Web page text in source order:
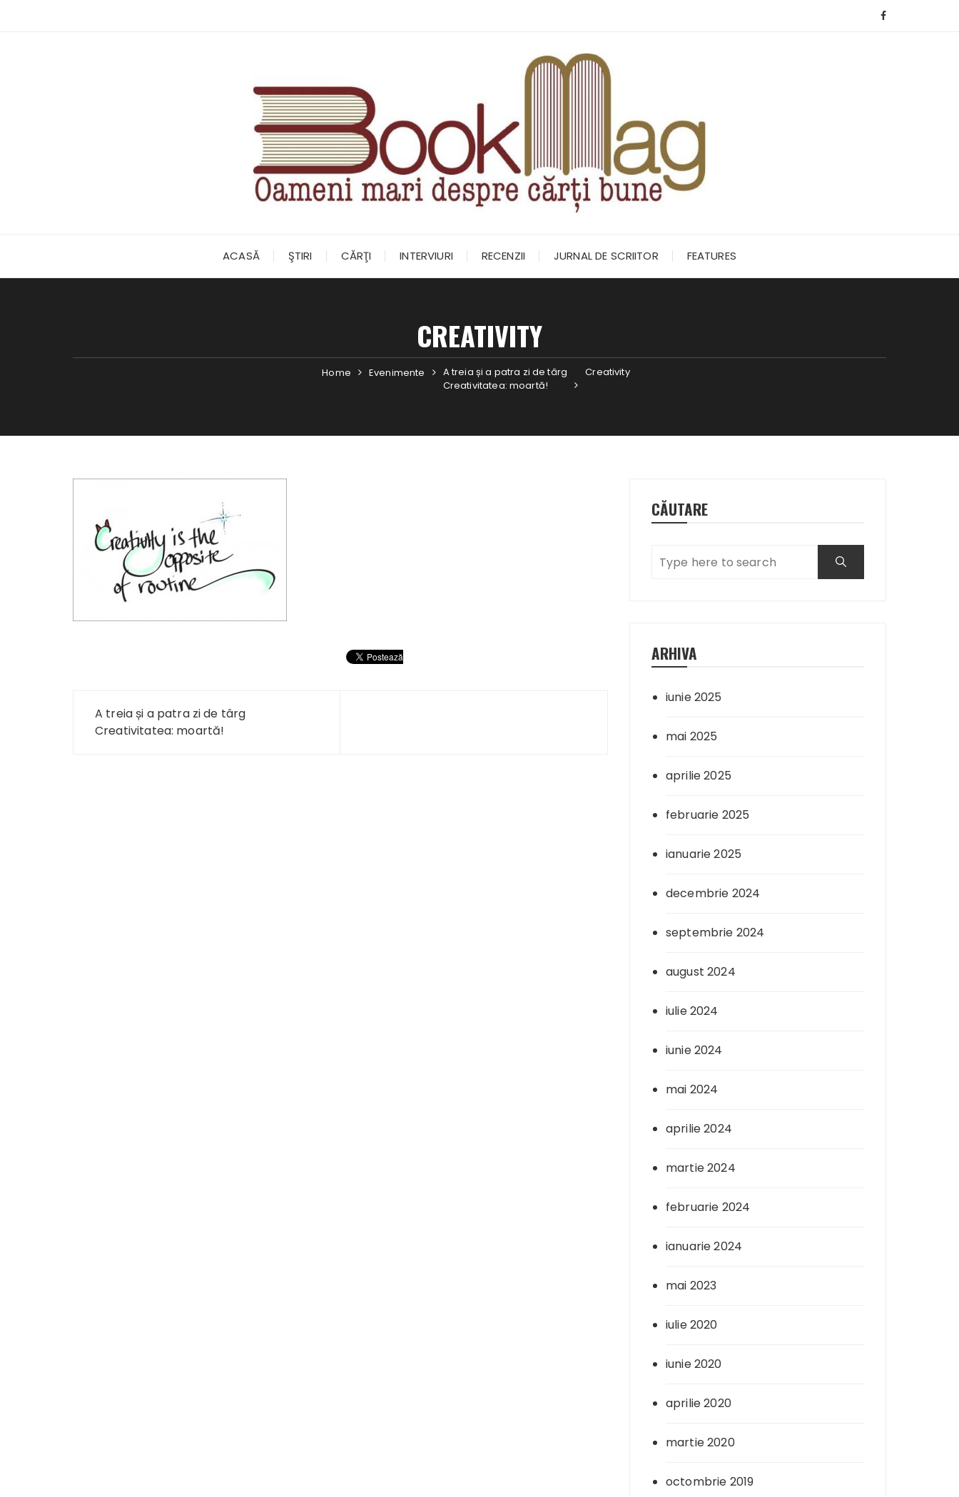
ACASĂ ŞTIRI CĂRŢI INTERVIURI RECENZII JURNAL DE SCRIITOR FEATURES
CREATIVITY
Home Evenimente
A treia și a patra zi de târg
Creativitatea: moartă!
Creativity
Navigare
A treia și a patra zi de târg
Creativitatea: moartă!
CĂUTARE
ARHIVA
iunie 2025
mai 2025
aprilie 2025
februarie 2025
ianuarie 2025
decembrie 2024
septembrie 2024
august 2024
iulie 2024
iunie 2024
mai 2024
aprilie 2024
martie 2024
februarie 2024
ianuarie 2024
mai 2023
iulie 2020
iunie 2020
aprilie 2020
martie 2020
octombrie 2019